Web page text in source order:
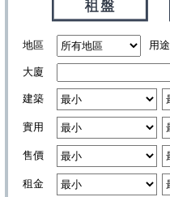
地區 用途
大廈
建築
實用
售價
租金